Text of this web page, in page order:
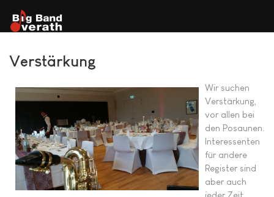
Verstärkung
Wir suchen
Verstärkung,
vor allen bei
den Posaunen.
Interessenten
für andere
Register sind
aber auch
jeder Zeit